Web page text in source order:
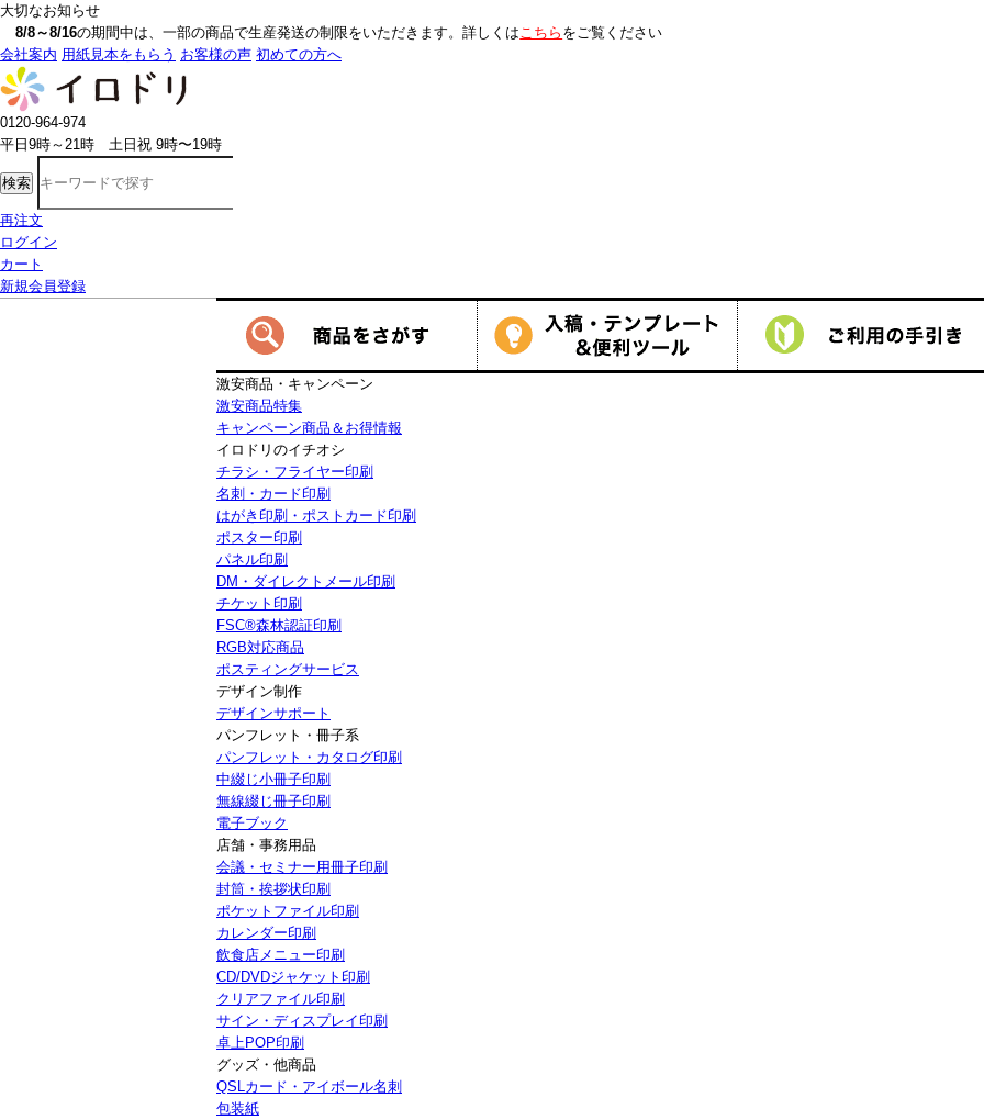
大切なお知らせ
8/8～8/16の期間中は、一部の商品で生産発送の制限をいただきます。詳しくは こちら をご覧ください
会社案内 用紙見本をもらう お客様の声 初めての方へ
0120-964-974
平日9時～21時 土日祝 9時〜19時
検索
再注文
ログイン
カート
新規会員登録
激安商品・キャンペーン
激安商品特集
キャンペーン商品＆お得情報
イロドリのイチオシ
チラシ・フライヤー印刷
名刺・カード印刷
はがき印刷・ポストカード印刷
ポスター印刷
パネル印刷
DM・ダイレクトメール印刷
チケット印刷
FSC®森林認証印刷
RGB対応商品
ポスティングサービス
デザイン制作
デザインサポート
パンフレット・冊子系
パンフレット・カタログ印刷
中綴じ小冊子印刷
無線綴じ冊子印刷
電子ブック
店舗・事務用品
会議・セミナー用冊子印刷
封筒・挨拶状印刷
ポケットファイル印刷
カレンダー印刷
飲食店メニュー印刷
CD/DVDジャケット印刷
クリアファイル印刷
サイン・ディスプレイ印刷
卓上POP印刷
グッズ・他商品
QSLカード・アイボール名刺
包装紙